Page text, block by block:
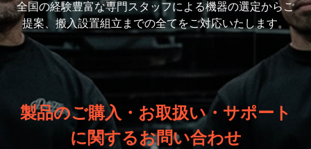
全国の経験豊富な専門スタッフによる機器の選定からご
提案、搬入設置組立までの全てをご対応いたします。
製品のご購入・お取扱い・サポート
に関するお問い合わせ